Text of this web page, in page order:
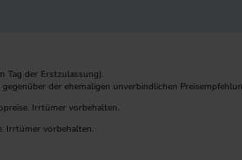
Tag der Erstzulassung).
der ehemaligen unverbindlichen
Irrtümer vorbehalten.
Irrtümer vorbehalten.